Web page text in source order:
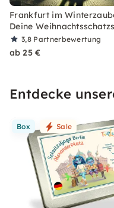
Frankfurt im
Deine
3,8 Partnerbewertung
ab 25 €
Entdecke
Box Sale